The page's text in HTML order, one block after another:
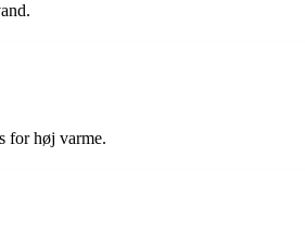
for høj varme.